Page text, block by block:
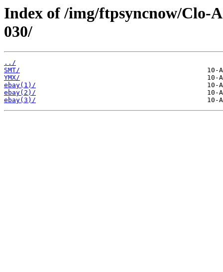
Index of /img/ftpsyncnow/Clo-
030/
../
SMT/
YMX/
ebay(1)/
ebay(2)/
ebay(3)/